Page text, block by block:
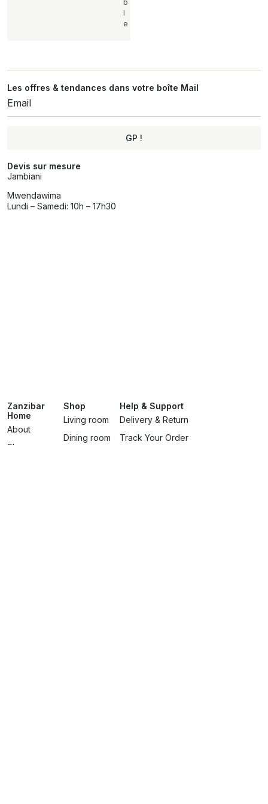
b
l
e
Les offres & tendances dans votre boîte Mail
GP !
Devis sur mesure
Jambiani
Mwendawima
Lundi – Samedi: 10h – 17h30
Zanzibar
Home
About
Showroom
Shop
Living room
Dining room
Help & Support
Delivery & Return
Track Your Order